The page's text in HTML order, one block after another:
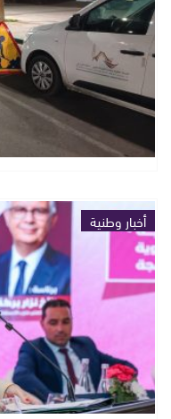
أخبار وطنية